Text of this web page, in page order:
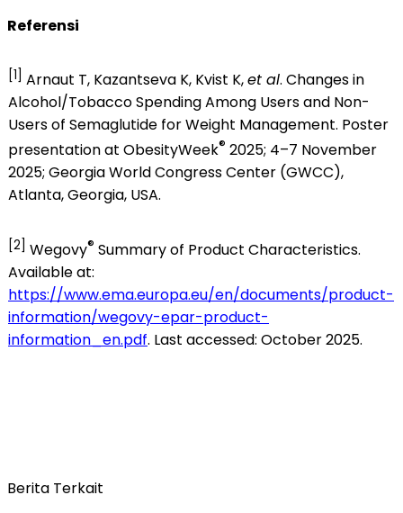
Referensi
[1] Arnaut T, Kazantseva K, Kvist K,et al. Changes in
Alcohol/Tobacco Spending Among Users and Non-
Users of Semaglutide for Weight Management. Poster
presentation at ObesityWeek® 2025; 4–7 November
2025; Georgia World Congress Center (GWCC),
Atlanta, Georgia, USA.
[2] Wegovy® Summary of Product Characteristics.
Available at:
https://www.ema.europa.eu/en/documents/product-
information/wegovy-epar-product-
information_en.pdf. Last accessed: October 2025.
Berita Terkait